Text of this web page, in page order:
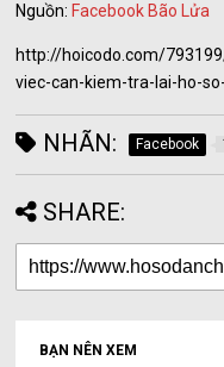
Nguồn: Facebook Bão Lửa
http://hoicodo.com/
viec-can-kiem-tra-lai-ho-
NHÃN: Facebook
SHARE:
BẠN NÊN XEM